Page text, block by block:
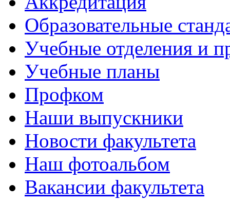
Образовательные
Учебные отделения и
Учебные планы
Профком
Наши выпускники
Новости факультета
Наш фотоальбом
Вакансии факультета